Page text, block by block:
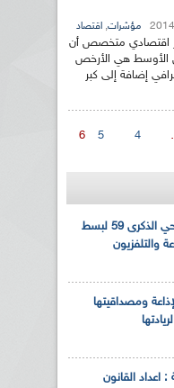
مؤشرات, اقتصاد
اقتصادي متخصص أن
الأوسط هي الأرخص
إضافة إلى كبر
4
5
6
الإذاعة الجزائرية تحي الذكرى 59 لبسط
والتلفزيون
ومصداقيتها
: اعداد القانون